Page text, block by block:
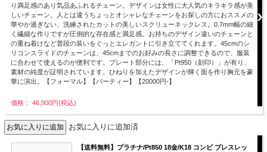
り満足感のあり気品あふれるチェーン。デザインは女性に大人気のキラキラ感が美
しいチェーン。人とは違うちょっとオシャレなチェーンをお探しの方におススメの
華やか過ぎない、洗練されたカットの美しいスクリューネックレス。0.7mm幅の細
く繊細な作りですが圧倒的な存在感と満足感。お持ちのデザイン違いのチェーンと
の重ね着けなど普段の装いをぐっとエレガントに引き立ててくれます。45cmのシ
リコンスライドのチェーンは、45cmまでのお好みの長さに調整できるので、服装
に合わせて使えるのが便利です。プレート部分には、「Pt950（刻印）」が有り、
素材の純度が証明されています。ひねりを加えたデザインが輝く面を作り胸元を豪
華に演出。【フォーマル】【パーティー】【20000円-】
価格： 46,900円(税込)
お気に入りに追加済
【送料無料】プラチナ/Pt850 18金/K18 コンビ ブレスレッ